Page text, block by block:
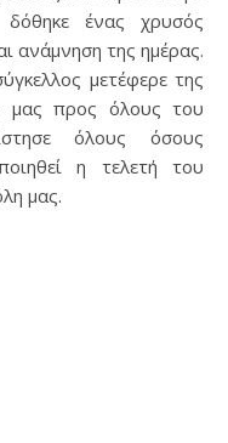
ένας χρυσός
ανάμνηση της ημέρας.
μετέφερε της
μας προς όλους του
όλους όσους
η τελετή του
μας.